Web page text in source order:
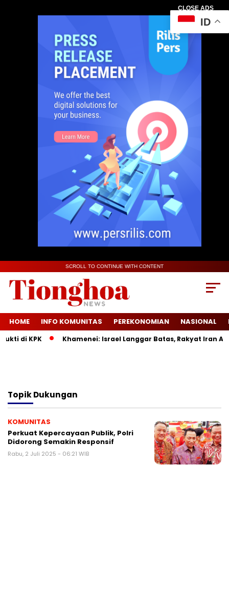
CLOSE ADS
SCROLL TO CONTINUE WITH CONTENT
HOME INFO KOMUNITAS PEREKONOMIAN NASIONAL
di KPK Khamenei: Israel Langgar Batas, Rakyat Iran
TopikDukungan
KOMUNITAS
Perkuat Kepercayaan Publik, Polri
Didorong Semakin Responsif
Rabu, 2 Juli 2025 - 06:21 WIB
ID